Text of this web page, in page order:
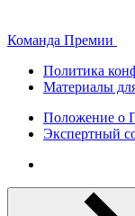
Команда Премии
Политика
Материалы
Положение о
Экспертный